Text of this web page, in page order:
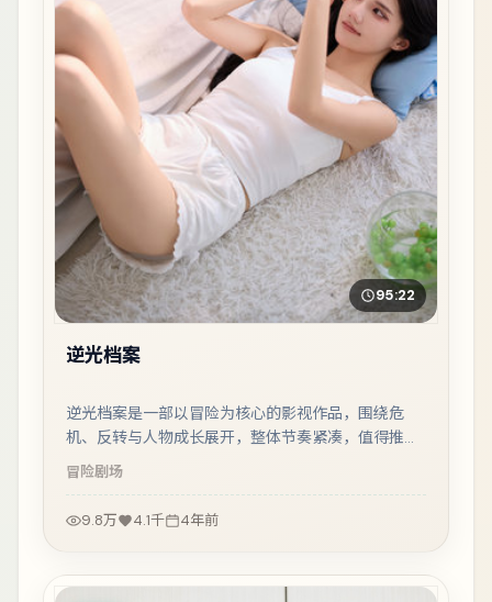
95:22
逆光档案
逆光档案是一部以冒险为核心的影视作品，围绕危
机、反转与人物成长展开，整体节奏紧凑，值得推荐
观看。
冒险剧场
9.8万 4.1千 4年前